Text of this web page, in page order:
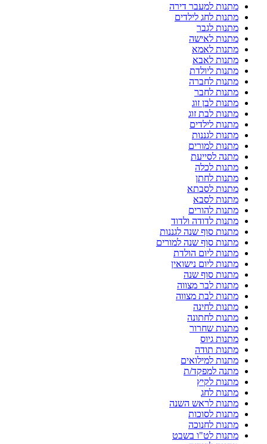
מתנות למעבר דירה
מתנות לחג לילדים
מתנות לגבר
מתנות לאישה
מתנות לאמא
מתנות לאבא
מתנות ליולדת
מתנות לחברה
מתנות לחבר
מתנות לבן זוג
מתנות לבת זוג
מתנות לילדים
מתנות לגננות
מתנות למורים
מתנה לסייעת
מתנות לכלה
מתנות לחתן
מתנות לסבתא
מתנות לסבא
מתנות להורים
מתנות לדודה ולדוד
מתנות סוף שנה לגננות
מתנות סוף שנה למורים
מתנות ליום הולדת
מתנות ליום נישואין
מתנות סוף שנה
מתנות לבר מצווה
מתנות לבת מצווה
מתנות לחינה
מתנות לחתונה
מתנות שחרור
מתנות גיוס
מתנות תודה
מתנות למילואים
מתנה למפקד/ת
מתנות לקיץ
מתנות לחג
מתנות לראש השנה
מתנות לסוכות
מתנות לחנוכה
מתנות לט"ו בשבט